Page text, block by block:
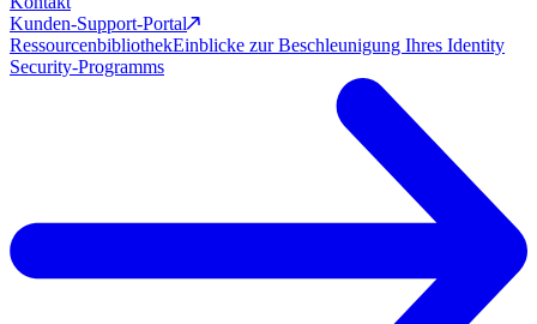
Kunden-Support-Portal
RessourcenbibliothekEinblicke zur Beschleunigung Ihres Identity
Security-Programms